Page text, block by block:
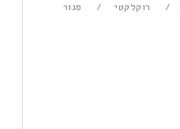
רוקלקטי
סגור